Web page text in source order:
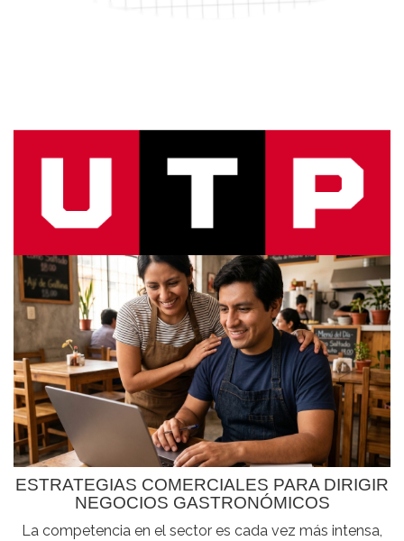
ESTRATEGIAS COMERCIALES PARA DIRIGIR
NEGOCIOS GASTRONÓMICOS
La competencia en el sector es cada vez más intensa,